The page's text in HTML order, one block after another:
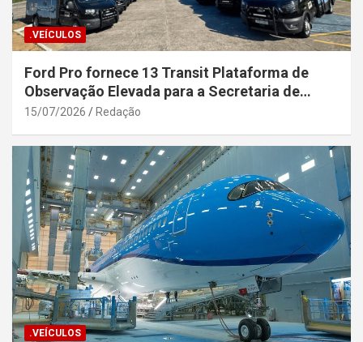
.VEÍCULOS
Ford Pro fornece 13 Transit Plataforma de
Observação Elevada para a Secretaria de
Segurança Pública da Bahia
15/07/2026 Redação
.VEÍCULOS